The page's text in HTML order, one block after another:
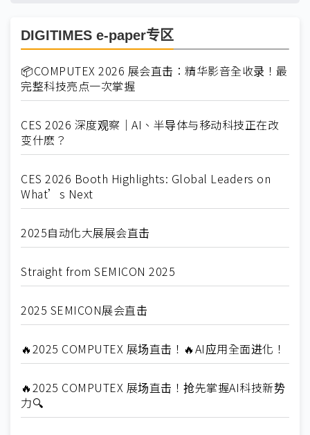
DIGITIMES e-paper专区
📦COMPUTEX 2026 展会直击：精华影音全收录！最
完整科技亮点一次掌握
CES 2026 深度观察｜AI、半导体与移动科技正在改
变什麽？
CES 2026 Booth Highlights: Global Leaders on
What’s Next
2025自动化大展展会直击
Straight from SEMICON 2025
2025 SEMICON展会直击
🔥2025 COMPUTEX 展场直击！🔥AI应用全面进化！
🔥2025 COMPUTEX 展场直击！抢先掌握AI科技新势
力🔍